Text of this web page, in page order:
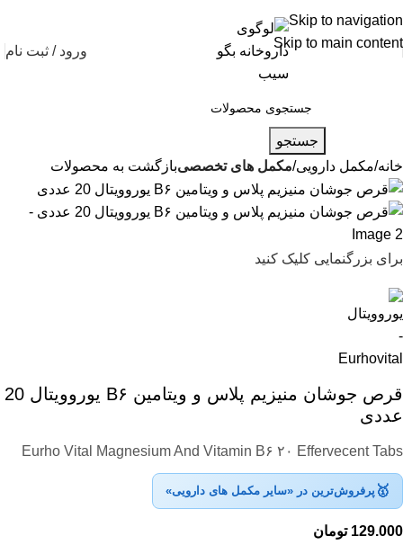
Skip to navigation
Skip to main content
ورود / ثبت نام
جستجو
خانه مکمل دارویی مکمل های تخصصیبازگشت به محصولات
برای بزرگنمایی کلیک کنید
قرص جوشان منیزیم پلاس و ویتامین B۶ یوروویتال 20
عددی
Eurho Vital Magnesium And Vitamin B۶ ۲۰ Effervecent Tabs
🥇 پرفروش‌ترین در «سایر مکمل های دارویی»
129.000 تومان